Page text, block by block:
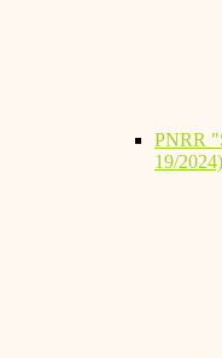
PNRR
19/2024)